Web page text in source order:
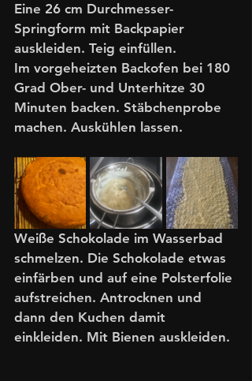
Eine 26 cm Durchmesser-
Springform mit Backpapier
auskleiden. Teig einfüllen.
Im vorgeheizten Backofen bei 180
Grad Ober- und Unterhitze 30
Minuten backen. Stäbchenprobe
machen. Auskühlen lassen.
Weiße Schokolade im Wasserbad
schmelzen. Die Schokolade etwas
einfärben und auf eine Polsterfolie
aufstreichen. Antrocknen und
dann den Kuchen damit
einkleiden. Mit Bienen auskleiden.